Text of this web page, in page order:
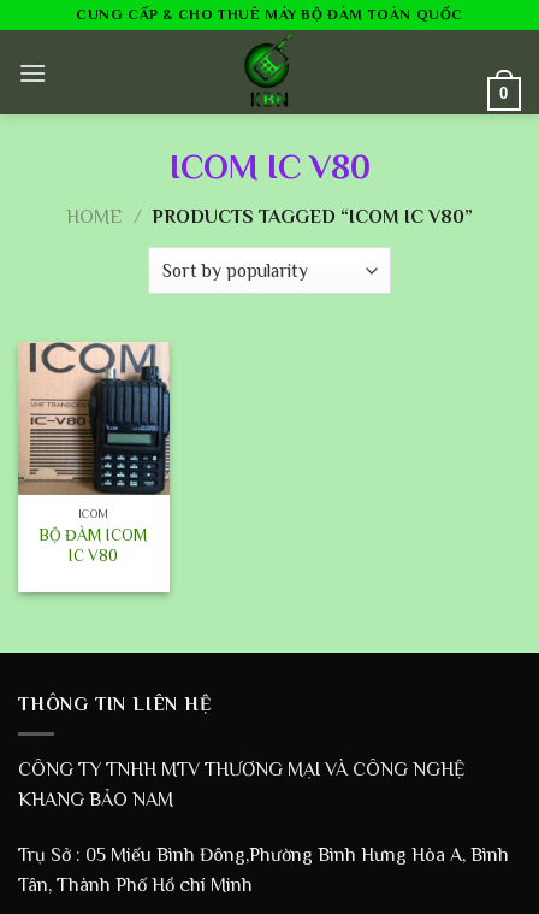
content
CUNG CẤP & CHO THUÊ MÁY BỘ ĐÀM TOÀN QUỐC
0
ICOM IC V80
HOME / PRODUCTS TAGGED “ICOM IC V80”
ICOM
BỘ ĐÀM ICOM
IC V80
THÔNG TIN LIÊN HỆ
CÔNG TY TNHH MTV THƯƠNG MẠI VÀ CÔNG NGHỆ
KHANG BẢO NAM
Trụ Sở : 05 Miếu Bình Đông,Phường Bình Hưng Hòa A, Bình
Tân, Thành Phố Hồ chí Minh